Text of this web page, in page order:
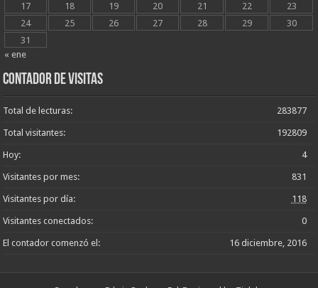
« ene
17
18 19 20 21 22
23
24
25 26 27 28 29
30
31
Contador de Visitas
283877
Total de lecturas:
192809
Total visitantes:
4
Hoy:
831
Visitantes por mes:
118
Visitantes por día:
0
Visitantes conectados:
16 diciembre, 2016
El contador comenzó el: